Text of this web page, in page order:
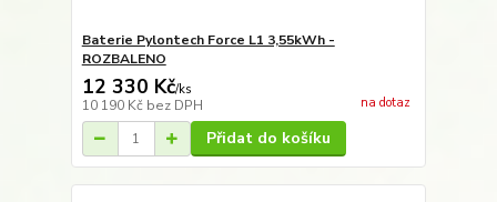
Baterie Pylontech Force L1 3,55kWh -
ROZBALENO
12 330 Kč/ks
10 190 Kč bez DPH na dotaz
Přidat do košíku